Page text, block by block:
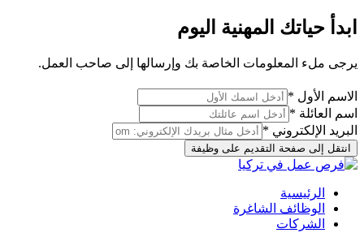
ابدأ حياتك المهنية اليوم
يرجى ملء المعلومات الخاصة بك وإرسالها إلى صاحب العمل.
الاسم الأول *
اسم العائلة *
البريد الإلكتروني *
انتقل إلى صفحة التقديم على وظيفة
الرئيسية
الوظائف الشاغرة
الشركات